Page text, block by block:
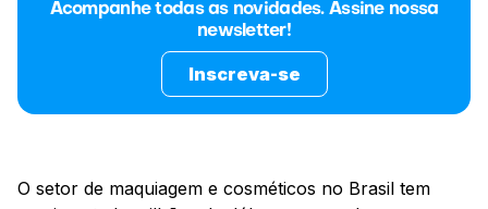
Acompanhe todas as novidades. Assine nossa
newsletter!
Inscreva-se
O setor de maquiagem e cosméticos no Brasil tem